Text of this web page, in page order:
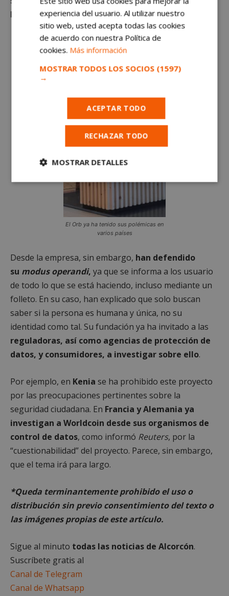
Reglamento General deProtección de Datos
El Orb ya ha tenido sus polémicas en
varios países
Desde la empresa, sin embargo, han defendido
su modus operandi, ya que se informa a los usuario
de todo lo que se está haciendo, incluso mediante un
folleto. En su caso, han explicado que solo buscan
saber si la persona es humana y única, no su
identidad como tal. Su fundación ya ha invitado a las
reguladoras, así como agencias de protección de
datos, y consumidores, a investigar sobre ello.
Por ejemplo, en Kenia se ha prohibido este proyecto
por las preocupaciones pertinentes sobre la
seguridad ciudadana. En Francia y Alemania ya
investigan a Worldcoin desde sus organismos de
control de datos, como informó Reuters, por la
“cuestionabilidad” del proyecto. Parece, sin embargo,
que el tema irá para largo.
*Queda terminantemente prohibido el uso o
distribución sin previo consentimiento del texto o
las imágenes propias de este artículo.
Sigue al minuto todas las noticias de Alcorcón.
Suscríbete gratis al
Canal de Telegram
Canal de Whatsapp
experiencia del usuario. Al utilizar nuestro
sitio web, usted acepta todas las cookies
de acuerdo con nuestra Política de
cookies. Más información
MOSTRAR TODOS LOS SOCIOS (1597)
→
ACEPTAR TODO
RECHAZAR TODO
MOSTRAR DETALLES
Cookies
estrictamente
necesarias
Cookies de
Cookies no clasificadas
Cookies estrictamente necesarias
Cookies de preferencias
Cookies de funcionalidad
Cookies no clasificadas
Las cookies estrictamente necesarias permiten la
inicio de sesión de usuario y la gestión de cuentas.
El sitio web no se puede utilizar correctamente sin
las cookies estrictamente necesarias.
Nombre
Dominio
PHPSESSID
PHP.net
alcorconhoy.com
Sesión